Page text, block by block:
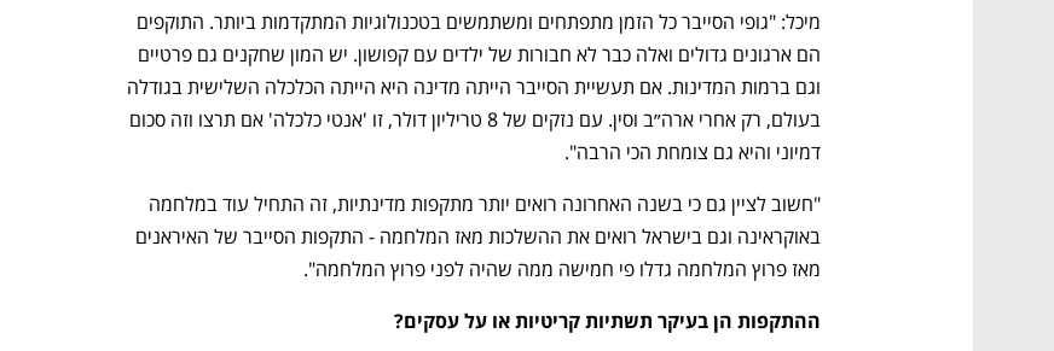
דמיוני והיא גם צומחת הכי הרבה".
מאז פרוץ המלחמה גדלו פי חמישה ממה שהיה לפני פרוץ המלחמה".
ההתקפות הן בעיקר תשתיות קריטיות או על עסקים?